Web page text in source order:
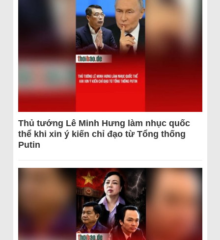
Thủ tướng Lê Minh Hưng làm nhục quốc
thể khi xin ý kiến chỉ đạo từ Tổng thống
Putin